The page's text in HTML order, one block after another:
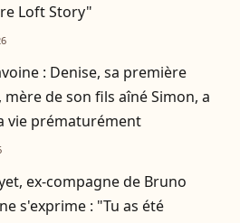
Loft Story"
: Denise, sa première
mère de son fils aîné Simon, a
vie prématurément
ex-compagne de Bruno
s'exprime : "Tu as été